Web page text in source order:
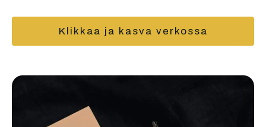
Klikkaa ja kasva verkossa